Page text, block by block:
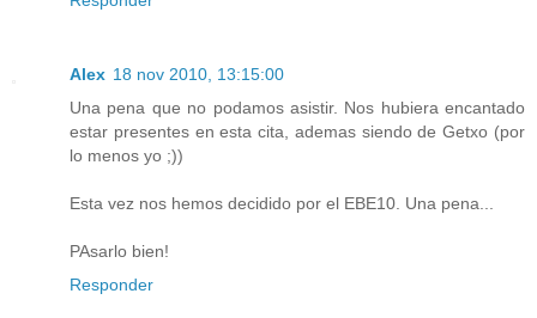
Alex 18 nov 2010, 13:15:00
Una pena que no podamos asistir. Nos hubiera encantado
estar presentes en esta cita, ademas siendo de Getxo (por
lo menos yo ;))
Esta vez nos hemos decidido por el EBE10. Una pena...
PAsarlo bien!
Responder